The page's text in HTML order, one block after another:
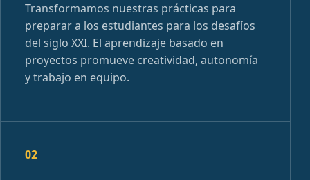
Transformamos nuestras prácticas para
preparar a los estudiantes para los desafíos
del siglo XXI. El aprendizaje basado en
proyectos promueve creatividad, autonomía
y trabajo en equipo.
02